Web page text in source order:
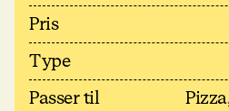
Pris
Type
Passer til